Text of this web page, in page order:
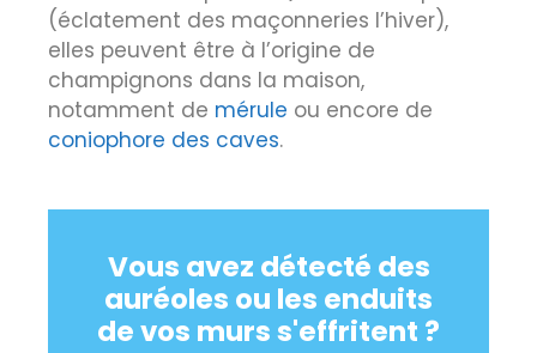
(éclatement des maçonneries l’hiver),
elles peuvent être à l’origine de
champignons dans la maison,
notamment de mérule ou encore de
coniophore des caves.
Vous avez détecté des
auréoles ou les enduits
de vos murs s'effritent ?